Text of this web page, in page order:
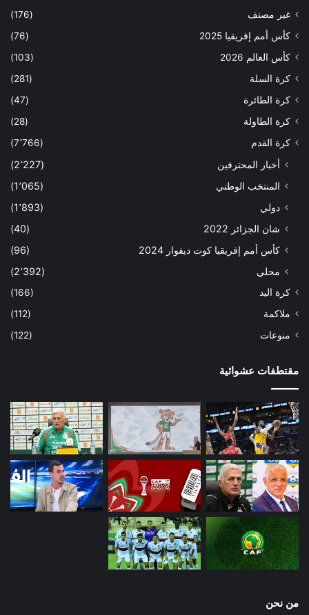
غير مصنف
(176)
كأس أمم إفريقيا 2025
(76)
كأس العالم 2026
(103)
كرة السلة
(281)
كرة الطائرة
(47)
كرة الطاولة
(28)
كرة القدم
(7٬766)
أخبار المحترفين
(2٬227)
المنتخب الوطني
(1٬065)
دولي
(1٬893)
شان الجزائر 2022
(40)
كأس أمم إفريقيا كوت ديفوار 2024
(96)
محلي
(2٬392)
كرة اليد
(166)
ملاكمة
(112)
منوعات
(122)
مقتطفات عشوائية
من نحن